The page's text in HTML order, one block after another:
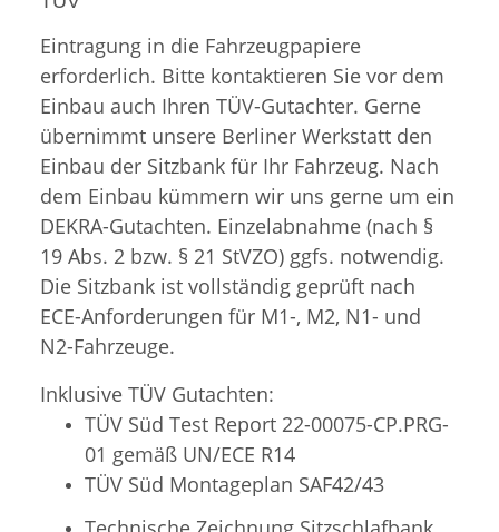
Eintragung in die Fahrzeugpapiere
erforderlich. Bitte kontaktieren Sie vor dem
Einbau auch Ihren TÜV-Gutachter. Gerne
übernimmt unsere Berliner Werkstatt den
Einbau der Sitzbank für Ihr Fahrzeug. Nach
dem Einbau kümmern wir uns gerne um ein
DEKRA-Gutachten. Einzelabnahme (nach §
19 Abs. 2 bzw. § 21 StVZO) ggfs. notwendig.
Die Sitzbank ist vollständig geprüft nach
ECE-Anforderungen für M1-, M2, N1- und
N2-Fahrzeuge.
Inklusive TÜV Gutachten:
TÜV Süd Test Report 22-00075-CP.PRG-
01 gemäß UN/ECE R14
TÜV Süd Montageplan SAF42/43